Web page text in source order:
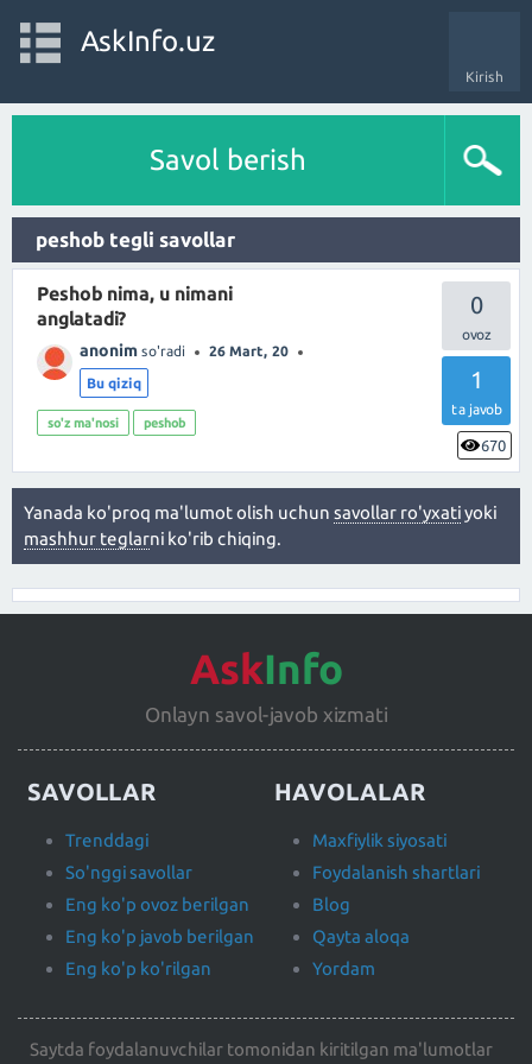
Kirish
AskInfo.uz
Savol berish
peshob tegli savollar
0
1
ta javob
670
Peshob nima, u nimani
anglatadi?
anonim so'radi 26 Mart, 20
Bu qiziq
so'z ma'nosi peshob
Yanada ko'proq ma'lumot olish uchun savollar ro'yxatiyoki
mashhur teglarni ko'rib chiqing.
AskInfo
Onlayn savol-javob xizmati
SAVOLLAR
Trenddagi
So'nggi savollar
Eng ko'p ovoz berilgan
Eng ko'p javob berilgan
Eng ko'p ko'rilgan
HAVOLALAR
Maxfiylik siyosati
Foydalanish shartlari
Blog
Qayta aloqa
Yordam
Saytda foydalanuvchilar tomonidan kiritilgan ma'lumotlar